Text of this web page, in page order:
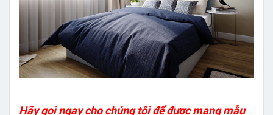
Hãy gọi ngay cho chúng tôi để được mang mẫu